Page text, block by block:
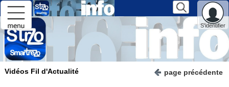
S'identifier
Vidéos Fil d'Actualité page précédente